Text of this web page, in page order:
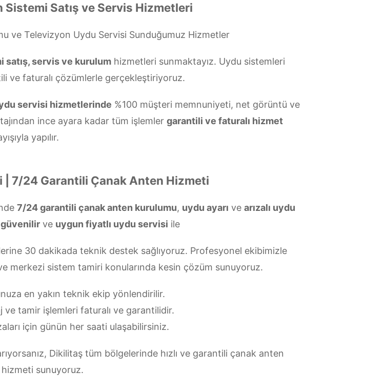
Satış ve Servis Hizmetleri
ve Televizyon Uydu Servisi Sunduğumuz Hizmetler
servis ve kurulum hizmetleri sunmaktayız. Uydu sistemleri
ve faturalı çözümlerle gerçekleştiriyoruz.
servisi hizmetlerinde %100 müşteri memnuniyeti, net görüntü ve
ince ayara kadar tüm işlemler garantili ve faturalı hizmet
yapılır.
| 7/24 Garantili Çanak Anten Hizmeti
7/24 garantili çanak anten kurulumu, uydu ayarı ve arızalı uydu
güvenilir ve uygun fiyatlı uydu servisi ile
30 dakikada teknik destek sağlıyoruz. Profesyonel ekibimizle
merkezi sistem tamiri konularında kesin çözüm sunuyoruz.
en yakın teknik ekip yönlendirilir.
ve tamir işlemleri faturalı ve garantilidir.
için günün her saati ulaşabilirsiniz.
Dikilitaş tüm bölgelerinde hızlı ve garantili çanak anten
sunuyoruz.